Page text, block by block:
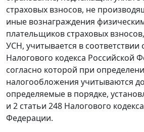
страховых взносов, не
иные вознаграждения
плательщиков страховых
УСН, учитывается в соответствии
Налогового кодекса Российской
согласно которой при
налогообложения учитываются
определяемые в порядке,
и 2 статьи 248 Налогового
Федерации.